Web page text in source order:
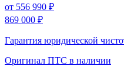
от 556 990 ₽
869 000 ₽
Гарантия юридической
Оригинал ПТС в наличии